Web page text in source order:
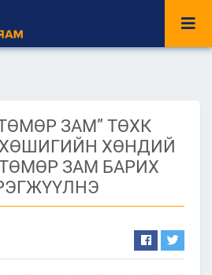
ЗАМ” ТӨХК
ХӨШИГИЙН ХӨНДИЙ
ЗАМ БАРИХ